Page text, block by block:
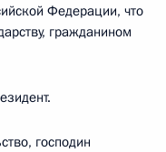
Федерации, что
гражданином
господин